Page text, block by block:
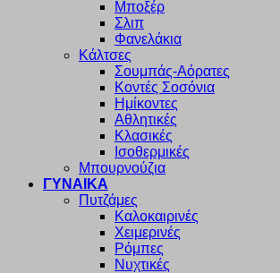
Μποξέρ
Σλιπ
Φανελάκια
Κάλτσες
Σουμπάς-Αόρατες
Κοντές Σοσόνια
Ημίκοντες
Αθλητικές
Κλασικές
Ισοθερμικές
Μπουρνούζια
ΓΥΝΑΙΚΑ
Πυτζάμες
Καλοκαιρινές
Χειμερινές
Ρόμπες
Νυχτικές